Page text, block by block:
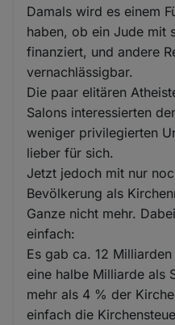
Damals wird es einem
haben, ob ein Jude mit
finanziert, und andere
vernachlässigbar.
Die paar elitären
Salons interessierten
weniger privilegierten
lieber für sich.
Jetzt jedoch mit nur
Bevölkerung als
Ganze nicht mehr.
einfach:
Es gab ca. 12
eine halbe Milliarde als
mehr als 4 % der
einfach die